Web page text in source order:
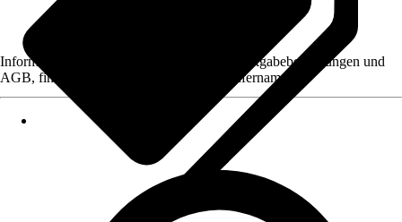
Informationen des Verkäufers, wie z. B. Rückgabebedingungen und
AGB, finden Sie bei Klick auf den Verkäufernamen.